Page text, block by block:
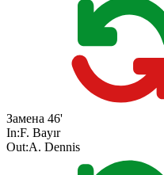
Замена 46'
In:F. Bayır
Out:A. Dennis